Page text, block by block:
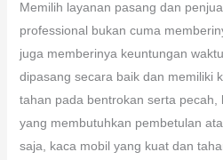
Memilih layanan pasang dan
professional bukan cuma
juga memberinya keuntungan
dipasang secara baik dan memiliki
tahan pada bentrokan serta pecah,
yang membutuhkan pembetulan
saja, kaca mobil yang kuat dan